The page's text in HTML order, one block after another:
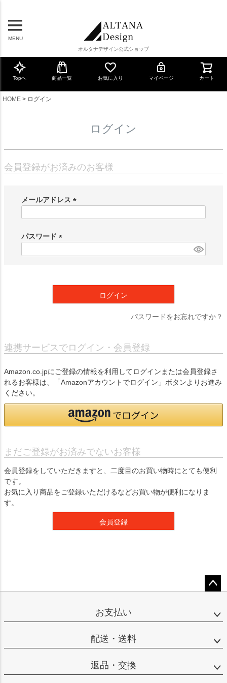
MENU
オルタナデザイン公式ショップ
Topへ 商品一覧 お気に入り マイページ カート
HOME ログイン
ログイン
会員登録がお済みのお客様
メールアドレス
)
パスワード
ログイン
パスワードをお忘れですか？
連携サービスでログイン・会員登録
Amazon.co.jpにご登録の情報を利用してログインまたは会員登録さ
れるお客様は、「Amazonアカウントでログイン」ボタンよりお進み
ください。
まだご登録がお済みでないお客様
会員登録をしていただきますと、二度目のお買い物時にとても便利
です。
お気に入り商品をご登録いただけるなどお買い物が便利になりま
す。
会員登録
ップ
お支払い
配送・送料
返品・交換